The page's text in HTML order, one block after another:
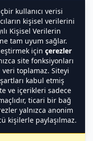
kullanıcı verisi
kişisel verilerini
Kişisel Verilerin
tam uyum sağlar.
için çerezler
site fonksiyonları
veri toplamaz. Siteyi
kabul etmiş
ve içerikleri sadece
ticari bir bağ
yalnızca anonim
kişilerle paylaşılmaz.